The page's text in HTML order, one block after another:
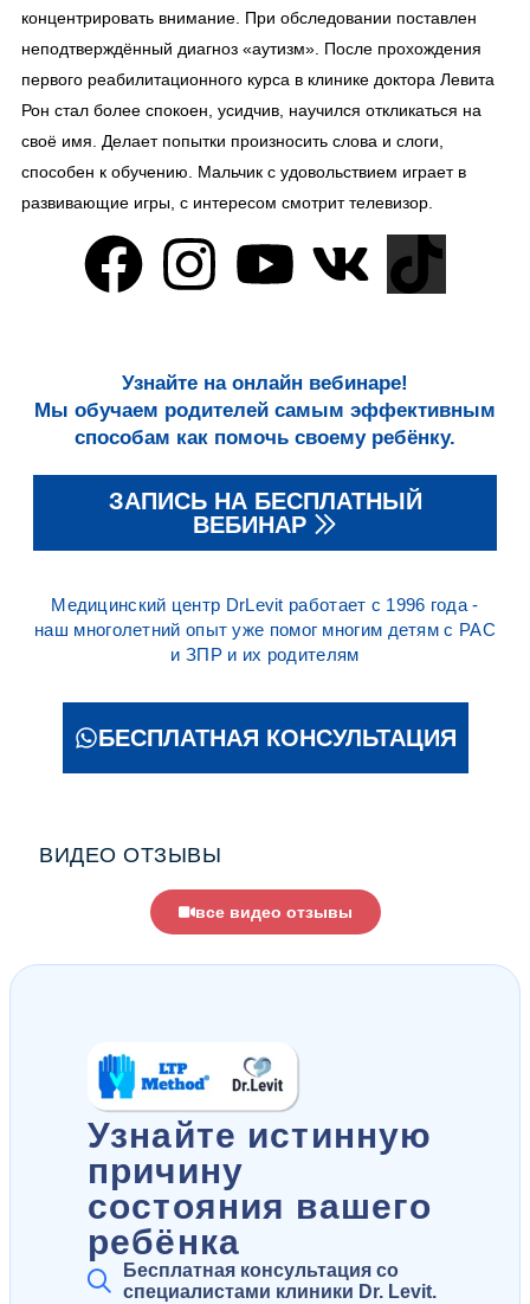
концентрировать внимание. При обследовании поставлен
неподтверждённый диагноз «аутизм». После прохождения
первого реабилитационного курса в клинике доктора Левита
Рон стал более спокоен, усидчив, научился откликаться на
своё имя. Делает попытки произносить слова и слоги,
способен к обучению. Мальчик с удовольствием играет в
развивающие игры, с интересом смотрит телевизор.
Узнайте на онлайн вебинаре!
Мы обучаем родителей самым эффективным
способам как помочь своему ребёнку.
ЗАПИСЬ НА БЕСПЛАТНЫЙ
ВЕБИНАР
Медицинский центр DrLevit работает с 1996 года -
наш многолетний опыт уже помог многим детям с РАС
и ЗПР и их родителям
БЕСПЛАТНАЯ КОНСУЛЬТАЦИЯ
ВИДЕО ОТЗЫВЫ
все видео отзывы
Узнайте истинную
причину
состояния вашего
ребёнка
Бесплатная консультация со
специалистами клиники Dr. Levit.